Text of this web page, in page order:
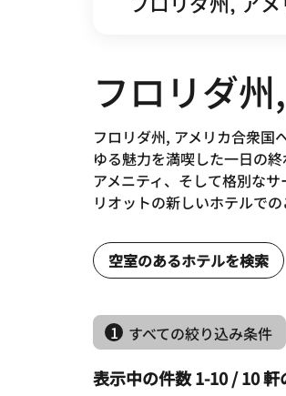
フロリダ
フロリダ州, アメリカ合衆国
ゆる魅力を満喫した一日の
アメニティ、そして格別な
リオットの新しいホテルで
空室のあるホテルを検索
1 すべての絞り込み条件
表示中の件数 1-10 / 10 軒